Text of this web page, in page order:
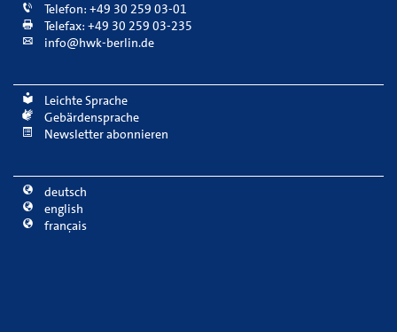
Telefon: +49 30 259 03-01
Telefax: +49 30 259 03-235
info@hwk-berlin.de
Leichte Sprache
Gebärdensprache
Newsletter abonnieren
deutsch
english
français